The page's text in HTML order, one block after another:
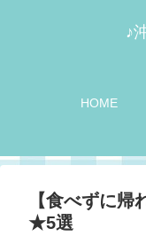
♪
HOME
【食べずに帰
★5選